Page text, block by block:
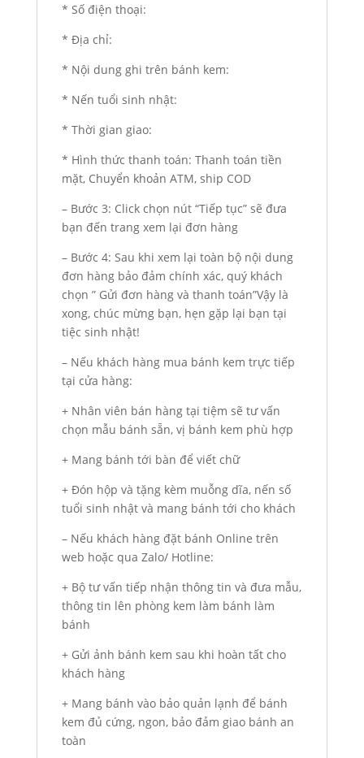
* Số điện thoại:
* Địa chỉ:
* Nội dung ghi trên bánh kem:
* Nến tuổi sinh nhật:
* Thời gian giao:
* Hình thức thanh toán: Thanh toán tiền
mặt, Chuyển khoản ATM, ship COD
– Bước 3: Click chọn nút “Tiếp tục” sẽ đưa
bạn đến trang xem lại đơn hàng
– Bước 4: Sau khi xem lại toàn bộ nội dung
đơn hàng bảo đảm chính xác, quý khách
chọn ” Gửi đơn hàng và thanh toán”Vậy là
xong, chúc mừng bạn, hẹn gặp lại bạn tại
tiệc sinh nhật!
– Nếu khách hàng mua bánh kem trực tiếp
tại cửa hàng:
+ Nhân viên bán hàng tại tiệm sẽ tư vấn
chọn mẫu bánh sẵn, vị bánh kem phù hợp
+ Mang bánh tới bàn để viết chữ
+ Đón hộp và tặng kèm muỗng dĩa, nến số
tuổi sinh nhật và mang bánh tới cho khách
– Nếu khách hàng đặt bánh Online trên
web hoặc qua Zalo/ Hotline:
+ Bộ tư vấn tiếp nhận thông tin và đưa mẫu,
thông tin lên phòng kem làm bánh làm
bánh
+ Gửi ảnh bánh kem sau khi hoàn tất cho
khách hàng
+ Mang bánh vào bảo quản lạnh để bánh
kem đủ cứng, ngon, bảo đảm giao bánh an
toàn